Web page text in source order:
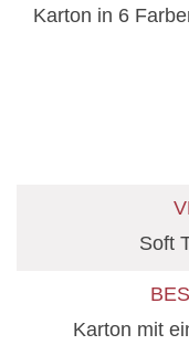
Karton in 6
Soft
Karton mit